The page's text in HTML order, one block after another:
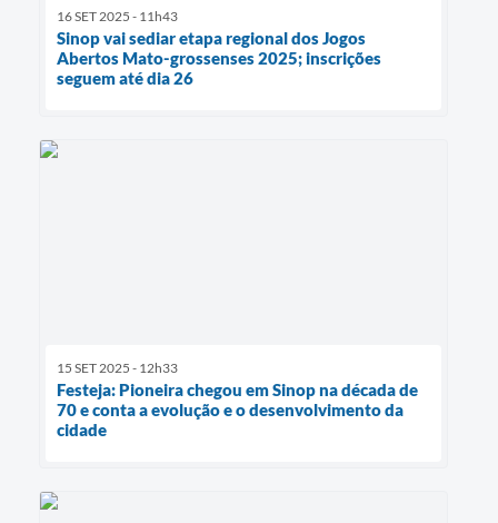
16 SET 2025 - 11h43
Sinop vai sediar etapa regional dos Jogos
Abertos Mato-grossenses 2025; inscrições
seguem até dia 26
15 SET 2025 - 12h33
Festeja: Pioneira chegou em Sinop na década de
70 e conta a evolução e o desenvolvimento da
cidade